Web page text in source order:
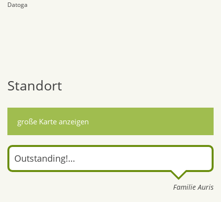
Datoga
Standort
große Karte anzeigen
Outstanding!…
Familie Auris